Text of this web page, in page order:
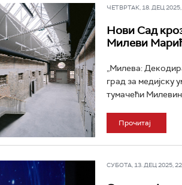
ЧЕТВРТАК, 18. ДЕЦ 2025,
Нови Сад
Милеви
„Милева:
град за
тумачећи
Прочитај
СУБОТА, 13. ДЕЦ 2025,